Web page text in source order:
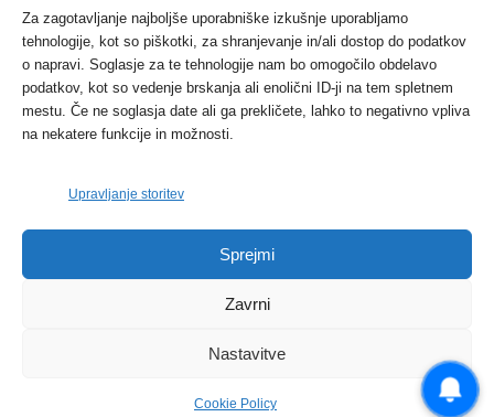
Za zagotavljanje najboljše uporabniške izkušnje uporabljamo
tehnologije, kot so piškotki, za shranjevanje in/ali dostop do podatkov
o napravi. Soglasje za te tehnologije nam bo omogočilo obdelavo
podatkov, kot so vedenje brskanja ali enolični ID-ji na tem spletnem
mestu. Če ne soglasja date ali ga prekličete, lahko to negativno vpliva
na nekatere funkcije in možnosti.
Upravljanje storitev
Sprejmi
Zavrni
Nastavitve
Cookie Policy
Protest proti vetrnim elektrarnam na Ojstrici, v
svetu pa vedno bolj...
Dogodki 12. maja, 2017
Tožilstvo v Celovcu v korist elektrarnam
Verbund
FOTO: Razstava cvetličarskega mojstra Andreja
Dogodki 27. novembra, 2017
© 2026 | eKoroška.si